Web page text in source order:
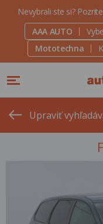
Nevybrali ste si?
AAA AUTO
Mototechna
Upraviť